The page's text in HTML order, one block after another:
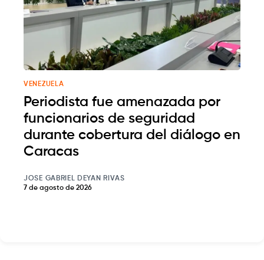
VENEZUELA
Periodista fue amenazada por
funcionarios de seguridad
durante cobertura del diálogo en
Caracas
JOSE GABRIEL DEYAN RIVAS
7 de agosto de 2026